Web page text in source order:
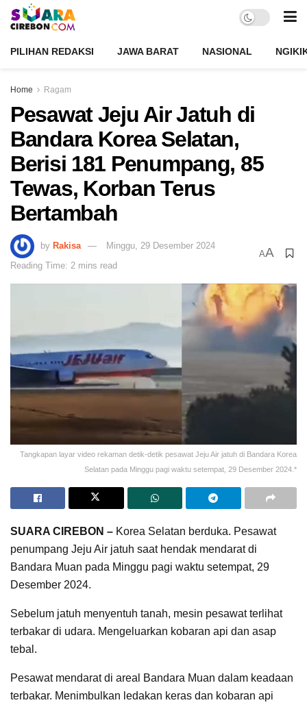
PILIHAN REDAKSI JAWA BARAT NASIONAL
Home Ragam
Pesawat Jeju Air Jatuh di
Bandara Korea Selatan,
Berisi 181 Penumpang, 85
Tewas, Korban Terus
Bertambah
by Rakisa
Minggu, 29 Desember 2024
Reading Time: 2 mins read
AA
Tangkapan layar video rekaman detik-detik pesawat Jeju Air jatuh di Bandara Korea
Selatan pada Minggu pagi waktu setempat, 29 Desember 2024.*
SUARA CIREBON – Korea Selatan berduka. Pesawat
penumpang Jeju Air jatuh saat hendak mendarat di
Bandara Muan pada Minggu pagi waktu setempat, 29
Desember 2024.
Sebelum jatuh menyentuh tanah, mesin pesawat terlihat
terbakar di udara. Mengeluarkan kobaran api dan asap
tebal.
Pesawat mendarat di areal Bandara Muan dalam keadaan
terbakar. Menimbulkan ledakan keras dan kobaran api